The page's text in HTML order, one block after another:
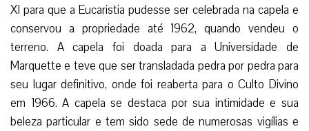
XI para que a Eucaristia pudesse ser celebrada na capela e
conservou a propriedade até 1962, quando vendeu o
terreno. A capela foi doada para a Universidade de
Marquette e teve que ser transladada pedra por pedra para
seu lugar definitivo, onde foi reaberta para o Culto Divino
em 1966. A capela se destaca por sua intimidade e sua
beleza particular e tem sido sede de numerosas vigílias e